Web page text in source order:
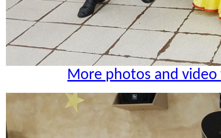
More photos and video